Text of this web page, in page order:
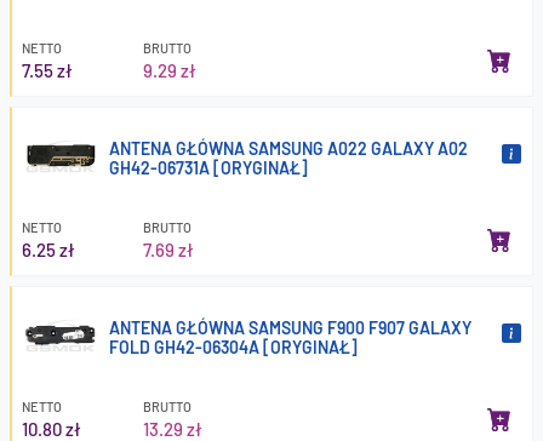
NETTO
7.55 zł
BRUTTO
9.29 zł
ANTENA GŁÓWNA SAMSUNG A022 GALAXY A02
GH42-06731A [ORYGINAŁ]
NETTO
6.25 zł
BRUTTO
7.69 zł
ANTENA GŁÓWNA SAMSUNG F900 F907 GALAXY
FOLD GH42-06304A [ORYGINAŁ]
NETTO
10.80 zł
BRUTTO
13.29 zł